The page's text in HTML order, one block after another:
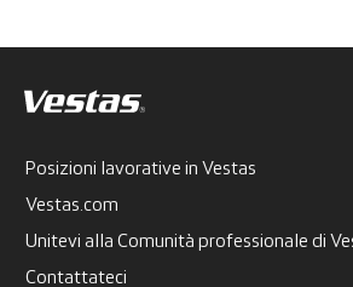
Posizioni lavorative in Vestas
Vestas.com
Unitevi alla Comunità professionale di
Contattateci